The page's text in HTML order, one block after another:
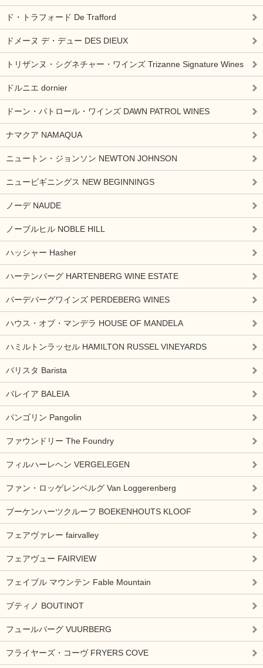
ド・トラフォード De Trafford
ドメーヌ デ・デュー DES DIEUX
トリザンヌ・シグネチャー・ワインズ Trizanne Signature Wines
ドルニエ dornier
ドーン・パトロール・ワインズ DAWN PATROL WINES
ナマクア NAMAQUA
ニュートン・ジョンソン NEWTON JOHNSON
ニュービギニングス NEW BEGINNINGS
ノーデ NAUDE
ノーブルヒル NOBLE HILL
ハッシャー Hasher
ハーテンバーグ HARTENBERG WINE ESTATE
パーデバーグワインズ PERDEBERG WINES
ハウス・オブ・マンデラ HOUSE OF MANDELA
ハミルトンラッセル HAMILTON RUSSEL VINEYARDS
バリスタ Barista
バレイア BALEIA
パンゴリン Pangolin
ファウンドリー The Foundry
フィルハーレヘン VERGELEGEN
ファン・ロッゲレンベルグ Van Loggerenberg
ブーケンハーツクルーフ BOEKENHOUTS KLOOF
フェアヴァレー fairvalley
フェアヴュー FAIRVIEW
フェイブル マウンテン Fable Mountain
ブティノ BOUTINOT
フュールバーグ VUURBERG
フライヤーズ・コーヴ FRYERS COVE